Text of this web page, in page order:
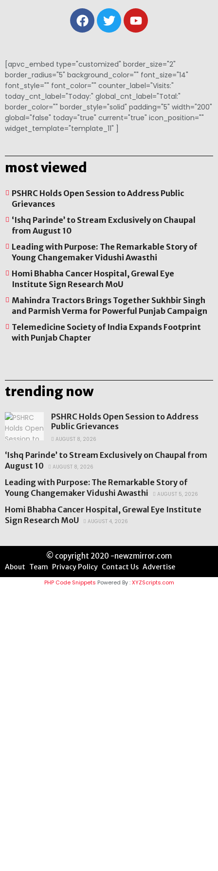
[apvc_embed type="customized" border_size="2"
border_radius="5" background_color="" font_size="14"
font_style="" font_color="" counter_label="Visits:"
today_cnt_label="Today:" global_cnt_label="Total:"
border_color="" border_style="solid" padding="5" width="200"
global="false" today="true" current="true" icon_position=""
widget_template="template_11" ]
most viewed
PSHRC Holds Open Session to Address Public
Grievances
‘Ishq Parinde’ to Stream Exclusively on Chaupal
from August 10
Leading with Purpose: The Remarkable Story of
Young Changemaker Vidushi Awasthi
Homi Bhabha Cancer Hospital, Grewal Eye
Institute Sign Research MoU
Mahindra Tractors Brings Together Sukhbir Singh
and Parmish Verma for Powerful Punjab Campaign
Telemedicine Society of India Expands Footprint
with Punjab Chapter
trending now
PSHRC Holds Open Session to Address
Public Grievances
AUGUST 8, 2026
‘Ishq Parinde’ to Stream Exclusively on Chaupal from
August 10
AUGUST 8, 2026
Leading with Purpose: The Remarkable Story of
Young Changemaker Vidushi Awasthi
AUGUST 5, 2026
Homi Bhabha Cancer Hospital, Grewal Eye Institute
Sign Research MoU
AUGUST 4, 2026
© copyright 2020 -newzmirror.com
About Team Privacy Policy Contact Us Advertise
PHP Code Snippets Powered By :XYZScripts.com